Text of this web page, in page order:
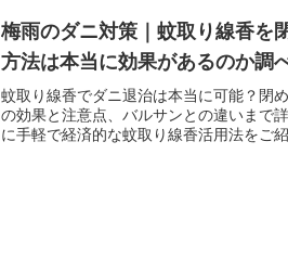
梅雨のダニ対策｜蚊取り線香を
方法は本当に効果があるのか調
蚊取り線香でダニ退治は本当に可能？閉
の効果と注意点、バルサンとの違いまで
に手軽で経済的な蚊取り線香活用法をご紹